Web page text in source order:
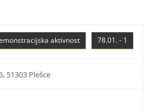
78.01. - 1
aktivnost
51303 Plešce